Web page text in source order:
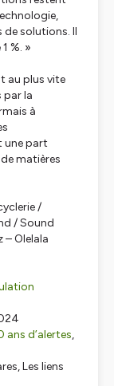
de solutions. Il
%. »
au plus vite
la
à
une part
matières
/
/ Sound
– Olelala
ans d’alertes,
, Les liens